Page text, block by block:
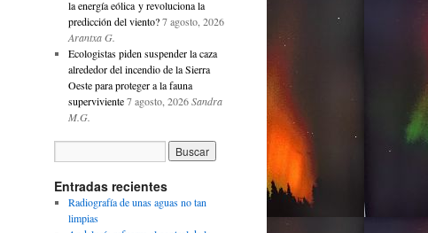
la energía eólica y revoluciona la
predicción del viento? 7 agosto, 2026
Arantxa G.
Ecologistas piden suspender la caza
alrededor del incendio de la Sierra
Oeste para proteger a la fauna
superviviente 7 agosto, 2026 Sandra
M.G.
Entradas recientes
Radiografía de unas aguas no tan
limpias